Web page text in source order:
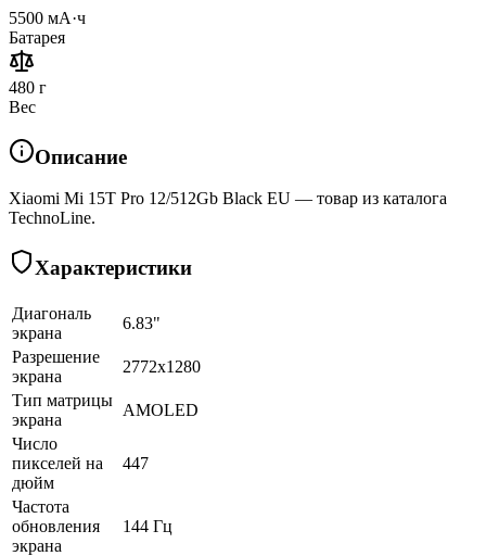
5500 мА·ч
Батарея
480 г
Вес
Описание
Xiaomi Mi 15T Pro 12/512Gb Black EU — товар из каталога
TechnoLine.
Характеристики
Диагональ
экрана
6.83"
Разрешение
экрана
2772x1280
Тип матрицы
экрана
AMOLED
Число
пикселей на
дюйм
447
Частота
обновления
экрана
144 Гц